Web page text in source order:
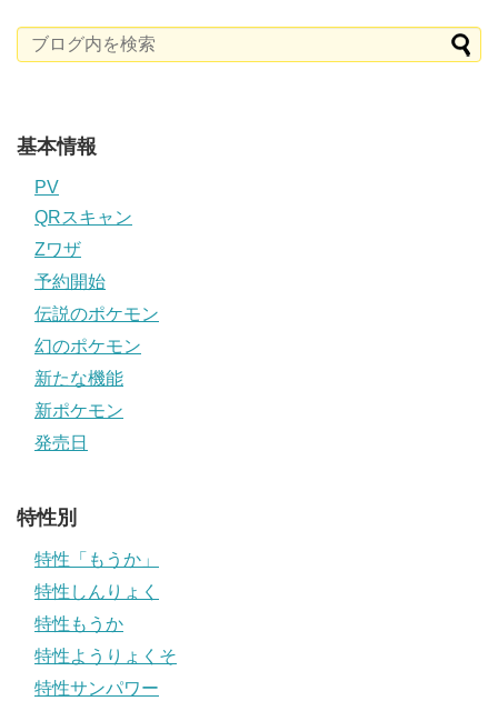
基本情報
PV
QRスキャン
Zワザ
予約開始
伝説のポケモン
幻のポケモン
新たな機能
新ポケモン
発売日
特性別
特性「もうか」
特性しんりょく
特性もうか
特性ようりょくそ
特性サンパワー